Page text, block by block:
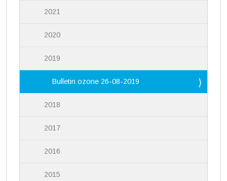
2021
2020
2019
Bulletin ozone 26-08-2019
2018
2017
2016
2015